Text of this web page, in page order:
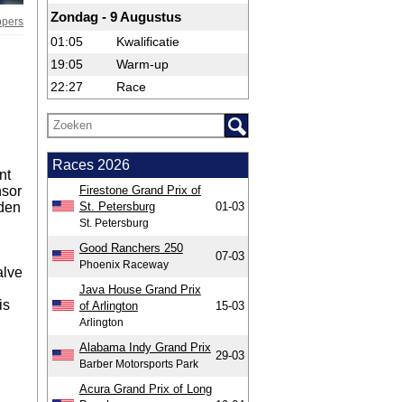
Zondag - 9 Augustus
01:05
Kwalificatie
19:05
Warm-up
22:27
Race
Races 2026
Firestone Grand Prix of
St. Petersburg
St. Petersburg
01-03
Good Ranchers 250
Phoenix Raceway
07-03
Java House Grand Prix
of Arlington
Arlington
15-03
Alabama Indy Grand Prix
Barber Motorsports Park
29-03
Acura Grand Prix of Long